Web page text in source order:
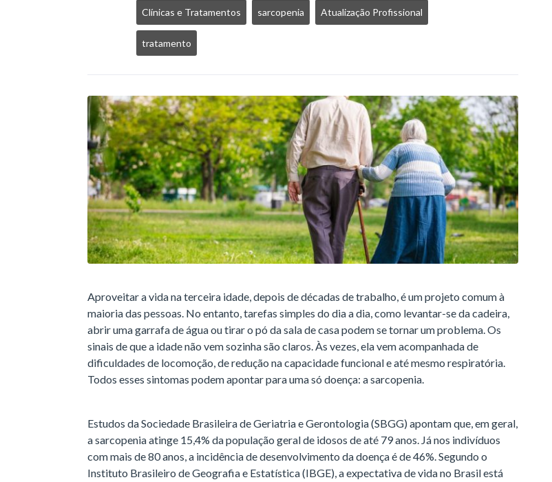
Clínicas e Tratamentos sarcopenia Atualização Profissional
tratamento
Aproveitar a vida na terceira idade, depois de décadas de trabalho, é um projeto comum à
maioria das pessoas. No entanto, tarefas simples do dia a dia, como levantar-se da cadeira,
abrir uma garrafa de água ou tirar o pó da sala de casa podem se tornar um problema. Os
sinais de que a idade não vem sozinha são claros. Às vezes, ela vem acompanhada de
dificuldades de locomoção, de redução na capacidade funcional e até mesmo respiratória.
Todos esses sintomas podem apontar para uma só doença: a sarcopenia.
Estudos da Sociedade Brasileira de Geriatria e Gerontologia (SBGG) apontam que, em geral,
a sarcopenia atinge 15,4% da população geral de idosos de até 79 anos. Já nos indivíduos
com mais de 80 anos, a incidência de desenvolvimento da doença é de 46%. Segundo o
Instituto Brasileiro de Geografia e Estatística (IBGE), a expectativa de vida no Brasil está